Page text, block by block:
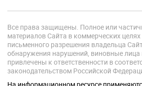
Все права защищены. Полное или
материалов Сайта в коммерческих
письменного разрешения владельца
обнаружения нарушений, виновные лица
привлечены к ответственности в
законодательством Российской